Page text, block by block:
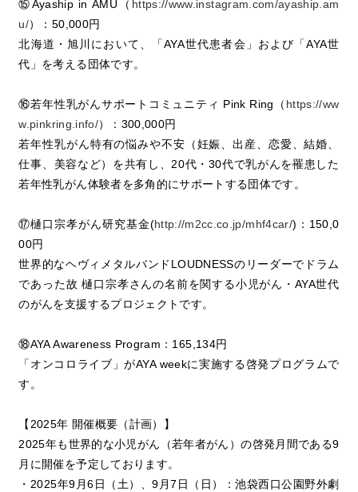
⑮Ayaship in AMU（ https://www.instagram.com/ayaship.am
u/）：50,000円
北海道・旭川において、「AYA世代患者会」および「AYA世
代」を考える団体です。
⑯若年性乳がんサポートコミュニティ Pink Ring（ https://ww
w.pinkring.info/）：300,000円
若年性乳がん特有の悩みや不安（妊娠、出産、恋愛、結婚、
仕事、美容など）を共有し、20代・30代で乳がんを罹患した
若年性乳がん体験者を多角的にサポートする団体です。
⑰樋口宗孝がん研究基金(http://m2cc.co.jp/mhf4car/)：150,0
00円
世界的なヘヴィメタルバンドLOUDNESSのリーダーでドラム
であった故 樋口宗孝さんの名前を関する小児がん・AYA世代
のがんを支援するプロジェクトです。
⑱AYA Awareness Program：165,134円
「オンコロライブ」がAYA weekに実施する啓発プログラムで
す。
【2025年 開催概要（計画）】
2025年も世界的な小児がん（若年者がん）の啓発月間である9
月に開催を予定しております。
・2025年9月6日（土）、9月7日（日）：池袋西口公園野外劇